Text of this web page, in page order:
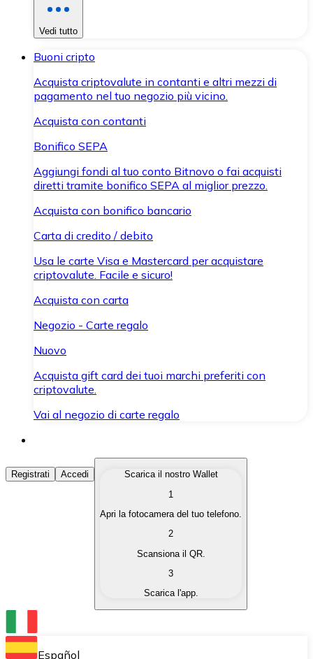
Vedi tutto
Buoni cripto
Acquista criptovalute in contanti e altri mezzi di
pagamento nel tuo negozio più vicino.
Acquista con contanti
Bonifico SEPA
Aggiungi fondi al tuo conto Bitnovo o fai acquisti
diretti tramite bonifico SEPA al miglior prezzo.
Acquista con bonifico bancario
Carta di credito / debito
Usa le carte Visa e Mastercard per acquistare
criptovalute. Facile e sicuro!
Acquista con carta
Negozio - Carte regalo
Nuovo
Acquista gift card dei tuoi marchi preferiti con
criptovalute.
Vai al negozio di carte regalo
Acquista Criptovalute
Acquista le criptovalute che ti interessano in modo
Converti le tue criptovalute in valuta fiat quando ne
Scambia una criptovaluta con un'altra
Conserva le tue cripto in un Wallet self-custodial.
Registrati Accedi
Scarica il nostro Wallet
1
Apri la fotocamera del tuo telefono.
2
Scansiona il QR.
3
Scarica l'app.
Español